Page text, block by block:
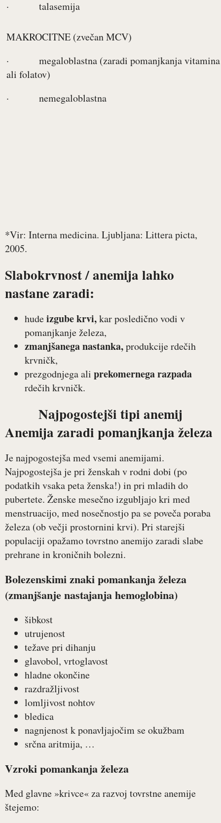
· talasemija
MAKROCITNE (zvečan MCV)
· megaloblastna (zaradi pomanjkanja vitamina
ali folatov)
· nemegaloblastna
*Vir: Interna medicina. Ljubljana: Littera picta,
2005.
Slabokrvnost / anemija lahko
nastane zaradi:
hudeizgube krvi,kar posledično vodi v
pomanjkanje železa,
zmanjšanega nastanka,produkcije rdečih
krvničk,
prezgodnjega ali prekomernega razpada
rdečih krvničk.
Najpogostejši tipi anemij
Anemija zaradi pomanjkanja železa
Je najpogostejša med vsemi anemijami.
Najpogostejša je pri ženskah v rodni dobi (po
podatkih vsaka peta ženska!) in pri mladih do
pubertete. Ženske mesečno izgubljajo kri med
menstruacijo, med nosečnostjo pa se poveča poraba
železa (ob večji prostornini krvi). Pri starejši
populaciji opažamo tovrstno anemijo zaradi slabe
prehrane in kroničnih bolezni.
Bolezenskimiznakipomankanja železa
(zmanjšanje nastajanja hemoglobina)
šibkost
utrujenost
težave pri dihanju
glavobol, vrtoglavost
hladne okončine
razdražljivost
lomljivost nohtov
bledica
nagnjenost k ponavljajočim se okužbam
srčna aritmija, …
Vzroki pomankanja železa
Med glavne »krivce« za razvoj tovrstne anemije
štejemo: